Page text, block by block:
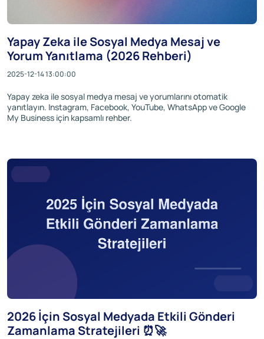
Yapay Zeka ile Sosyal Medya Mesaj ve
Yorum Yanıtlama (2026 Rehberi)
2025-12-14 13:00:00
Yapay zeka ile sosyal medya mesaj ve yorumlarını otomatik
yanıtlayın. Instagram, Facebook, YouTube, WhatsApp ve Google
My Business için kapsamlı rehber.
2026 İçin Sosyal Medyada Etkili Gönderi
Zamanlama Stratejileri ⏰🚀